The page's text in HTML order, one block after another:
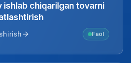
ishlab chiqarilgan tovarni
Faol